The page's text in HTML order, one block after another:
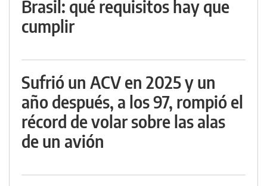
Brasil: qué requisitos hay que
cumplir
Sufrió un ACV en 2025 y un
año después, a los 97, rompió el
récord de volar sobre las alas
de un avión